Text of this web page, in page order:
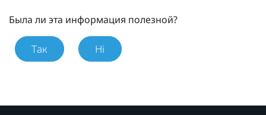
Была ли эта информация полезной?
Так Ні